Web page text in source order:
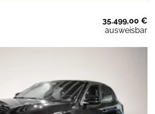
35.499,00 €
ausweisbar